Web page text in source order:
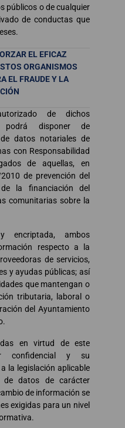
públicos o de cualquier
de conductas que
EL EFICAZ
ORGANISMOS
EL FRAUDE Y LA
de dichos
podrá disponer de
datos notariales de
con Responsabilidad
de aquellas, en
de prevención del
la financiación del
comunitarias sobre la
encriptada, ambos
respecto a la
de servicios,
y ayudas públicas; así
que mantengan o
tributaria, laboral o
del Ayuntamiento
en virtud de este
confidencial y su
la legislación aplicable
de datos de carácter
de información se
exigidas para un nivel